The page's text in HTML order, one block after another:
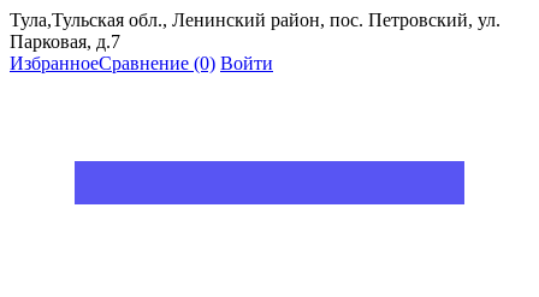
Тула,Тульская обл., Ленинский район, пос. Петровский, ул.
Парковая, д.7
ИзбранноеСравнение (0) Войти